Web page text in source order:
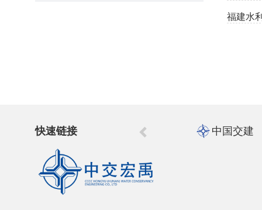
福建水
快速链接 中国交建